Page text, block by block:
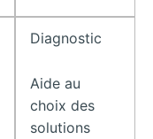
Diagnostic
Aide au
choix des
solutions